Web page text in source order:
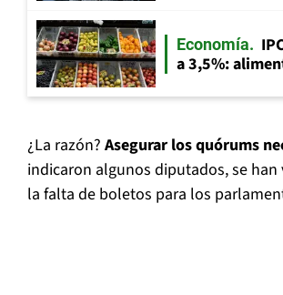
Economía
a 3,5%:
¿La razón? Asegurar los quórums
indicaron algunos diputados, se
la falta de boletos para los